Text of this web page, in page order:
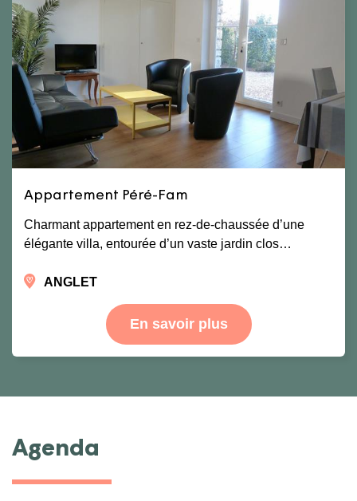
Appartement Péré-Fam
Charmant appartement en rez-de-chaussée d’une
élégante villa, entourée d’un vaste jardin clos…
ANGLET
En savoir plus
Agenda